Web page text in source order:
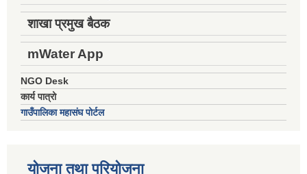
शाखा प्रमुख बैठक
mWater App
NGO Desk
कार्य पात्रो
गाउँपालिका महासंघ पोर्टल
योजना तथा परियोजना